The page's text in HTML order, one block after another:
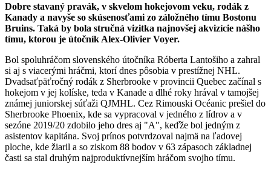
Dobre stavaný pravák, v skvelom hokejovom veku, rodák z
Kanady a navyše so skúsenosťami zo záložného tímu Bostonu
Bruins. Taká by bola stručná vizitka najnovšej akvizície nášho
tímu, ktorou je útočník Alex-Olivier Voyer.
Bol spoluhráčom slovenského útočníka Róberta Lantošiho a zahral
si aj s viacerými hráčmi, ktorí dnes pôsobia v prestížnej NHL.
Dvadsaťpäťročný rodák z Sherbrooke v provincii Quebec začínal s
hokejom v jej kolíske, teda v Kanade a dlhé roky hrával v tamojšej
známej juniorskej súťaži QJMHL. Cez Rimouski Océanic prešiel do
Sherbrooke Phoenix, kde sa vypracoval v jedného z lídrov a v
sezóne 2019/20 zdobilo jeho dres aj "A", keďže bol jedným z
asistentov kapitána. Svoj prínos potvrdzoval najmä na ľadovej
ploche, kde žiaril a so ziskom 88 bodov v 63 zápasoch základnej
časti sa stal druhým najproduktívnejším hráčom svojho tímu.